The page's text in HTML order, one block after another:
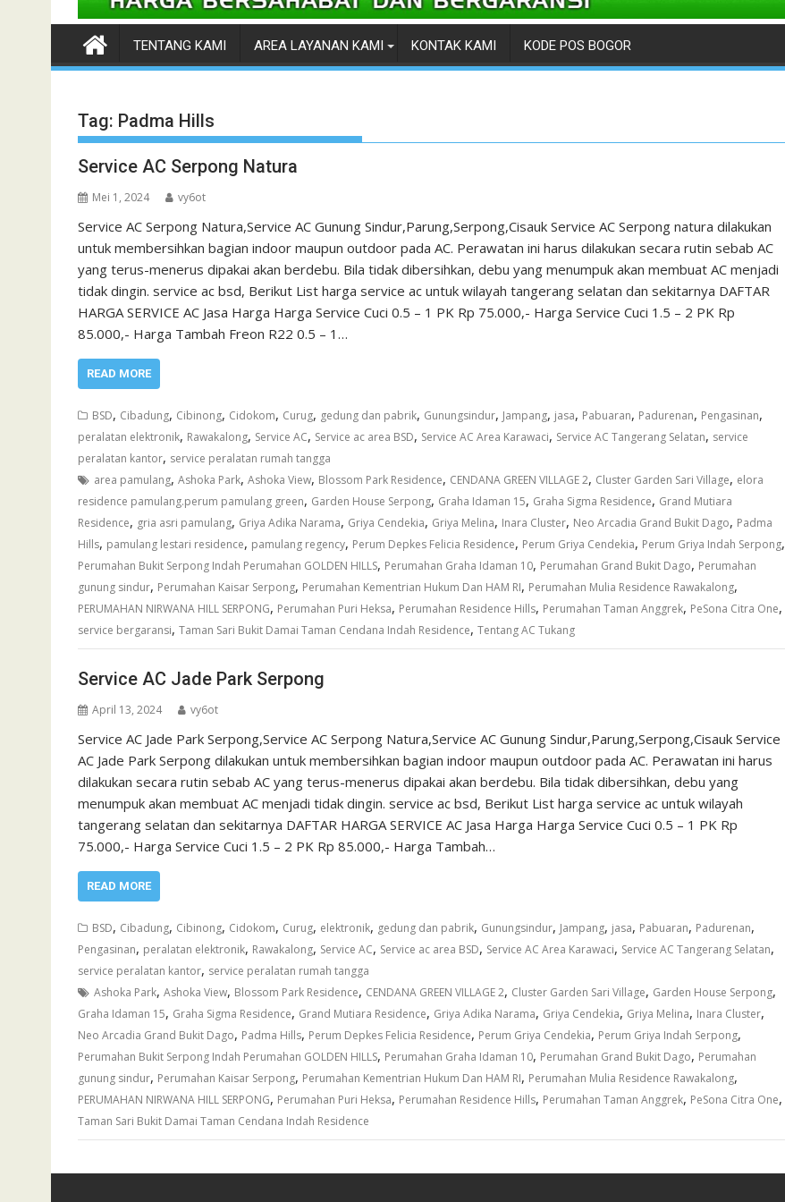
TENTANG KAMI AREA LAYANAN KAMI KONTAK KAMI KODE POS BOGOR
Tag: Padma Hills
Service AC Serpong Natura
Mei 1, 2024 vy6ot
Service AC Serpong Natura,Service AC Gunung Sindur,Parung,Serpong,Cisauk Service AC Serpong natura dilakukan
untuk membersihkan bagian indoor maupun outdoor pada AC. Perawatan ini harus dilakukan secara rutin sebab AC
yang terus-menerus dipakai akan berdebu. Bila tidak dibersihkan, debu yang menumpuk akan membuat AC menjadi
tidak dingin. service ac bsd, Berikut List harga service ac untuk wilayah tangerang selatan dan sekitarnya DAFTAR
HARGA SERVICE AC Jasa Harga Harga Service Cuci 0.5 – 1 PK Rp 75.000,- Harga Service Cuci 1.5 – 2 PK Rp
85.000,- Harga Tambah Freon R22 0.5 – 1…
READ MORE
BSD, Cibadung, Cibinong, Cidokom, Curug, gedung dan pabrik, Gunungsindur, Jampang, jasa, Pabuaran, Padurenan, Pengasinan,
peralatan elektronik, Rawakalong, Service AC, Service ac area BSD, Service AC Area Karawaci, Service AC Tangerang Selatan, service
peralatan kantor, service peralatan rumah tangga
area pamulang, Ashoka Park, Ashoka View, Blossom Park Residence, CENDANA GREEN VILLAGE 2, Cluster Garden Sari Village, elora
residence pamulang.perum pamulang green, Garden House Serpong, Graha Idaman 15, Graha Sigma Residence, Grand Mutiara
Residence, gria asri pamulang, Griya Adika Narama, Griya Cendekia, Griya Melina, Inara Cluster, Neo Arcadia Grand Bukit Dago, Padma
Hills, pamulang lestari residence, pamulang regency, Perum Depkes Felicia Residence, Perum Griya Cendekia, Perum Griya Indah Serpong,
Perumahan Bukit Serpong Indah Perumahan GOLDEN HILLS, Perumahan Graha Idaman 10, Perumahan Grand Bukit Dago, Perumahan
gunung sindur, Perumahan Kaisar Serpong, Perumahan Kementrian Hukum Dan HAM RI, Perumahan Mulia Residence Rawakalong,
PERUMAHAN NIRWANA HILL SERPONG, Perumahan Puri Heksa, Perumahan Residence Hills, Perumahan Taman Anggrek, PeSona Citra One,
service bergaransi, Taman Sari Bukit Damai Taman Cendana Indah Residence, Tentang AC Tukang
Service AC Jade Park Serpong
April 13, 2024 vy6ot
Service AC Jade Park Serpong,Service AC Serpong Natura,Service AC Gunung Sindur,Parung,Serpong,Cisauk Service
AC Jade Park Serpong dilakukan untuk membersihkan bagian indoor maupun outdoor pada AC. Perawatan ini harus
dilakukan secara rutin sebab AC yang terus-menerus dipakai akan berdebu. Bila tidak dibersihkan, debu yang
menumpuk akan membuat AC menjadi tidak dingin. service ac bsd, Berikut List harga service ac untuk wilayah
tangerang selatan dan sekitarnya DAFTAR HARGA SERVICE AC Jasa Harga Harga Service Cuci 0.5 – 1 PK Rp
75.000,- Harga Service Cuci 1.5 – 2 PK Rp 85.000,- Harga Tambah…
READ MORE
BSD, Cibadung, Cibinong, Cidokom, Curug, elektronik, gedung dan pabrik, Gunungsindur, Jampang, jasa, Pabuaran, Padurenan,
Pengasinan, peralatan elektronik, Rawakalong, Service AC, Service ac area BSD, Service AC Area Karawaci, Service AC Tangerang Selatan,
service peralatan kantor, service peralatan rumah tangga
Ashoka Park, Ashoka View, Blossom Park Residence, CENDANA GREEN VILLAGE 2, Cluster Garden Sari Village, Garden House Serpong,
Graha Idaman 15, Graha Sigma Residence, Grand Mutiara Residence, Griya Adika Narama, Griya Cendekia, Griya Melina, Inara Cluster,
Neo Arcadia Grand Bukit Dago, Padma Hills, Perum Depkes Felicia Residence, Perum Griya Cendekia, Perum Griya Indah Serpong,
Perumahan Bukit Serpong Indah Perumahan GOLDEN HILLS, Perumahan Graha Idaman 10, Perumahan Grand Bukit Dago, Perumahan
gunung sindur, Perumahan Kaisar Serpong, Perumahan Kementrian Hukum Dan HAM RI, Perumahan Mulia Residence Rawakalong,
PERUMAHAN NIRWANA HILL SERPONG, Perumahan Puri Heksa, Perumahan Residence Hills, Perumahan Taman Anggrek, PeSona Citra One,
Taman Sari Bukit Damai Taman Cendana Indah Residence